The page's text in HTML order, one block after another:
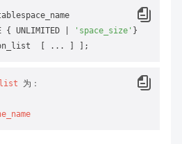
{ UNLIMITED |
'space_size' }